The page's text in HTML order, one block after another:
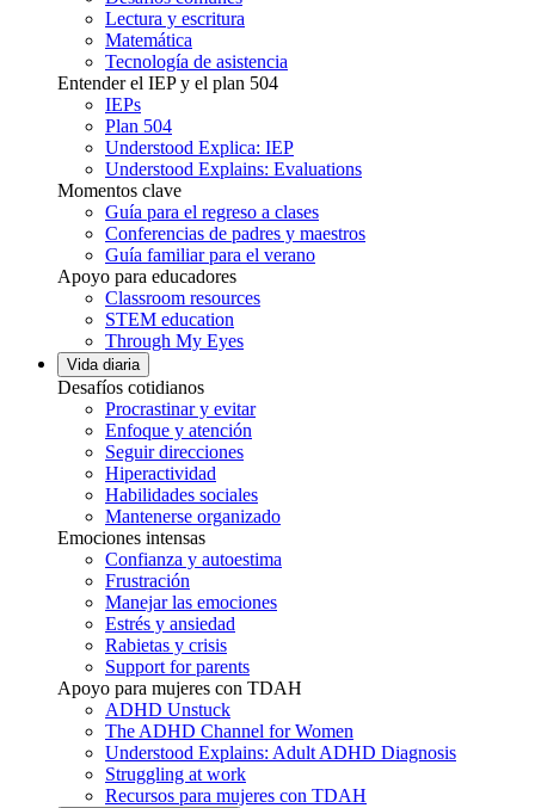
Lectura y escritura
Matemática
Tecnología de asistencia
Entender el IEP y el plan 504
IEPs
Plan 504
Understood Explica: IEP
Understood Explains: Evaluations
Momentos clave
Guía para el regreso a clases
Conferencias de padres y maestros
Guía familiar para el verano
Apoyo para educadores
Classroom resources
STEM education
Through My Eyes
Vida diaria
Desafíos cotidianos
Procrastinar y evitar
Enfoque y atención
Seguir direcciones
Hiperactividad
Habilidades sociales
Mantenerse organizado
Emociones intensas
Confianza y autoestima
Frustración
Manejar las emociones
Estrés y ansiedad
Rabietas y crisis
Support for parents
Apoyo para mujeres con TDAH
ADHD Unstuck
The ADHD Channel for Women
Understood Explains: Adult ADHD Diagnosis
Struggling at work
Recursos para mujeres con TDAH